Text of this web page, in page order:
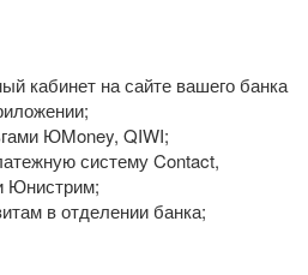
кабинет на сайте вашего банка
ЮMoney, QIWI;
систему Contact,
Юнистрим;
в отделении банка;